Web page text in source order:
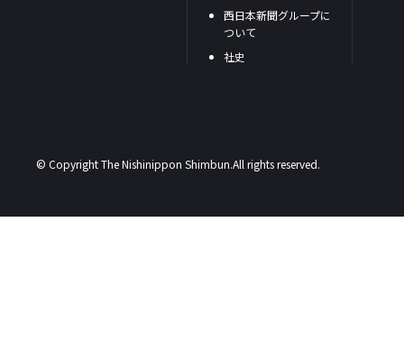
西日本新聞グループに
ついて
社史
© Copyright The Nishinippon Shimbun.All rights reserved.